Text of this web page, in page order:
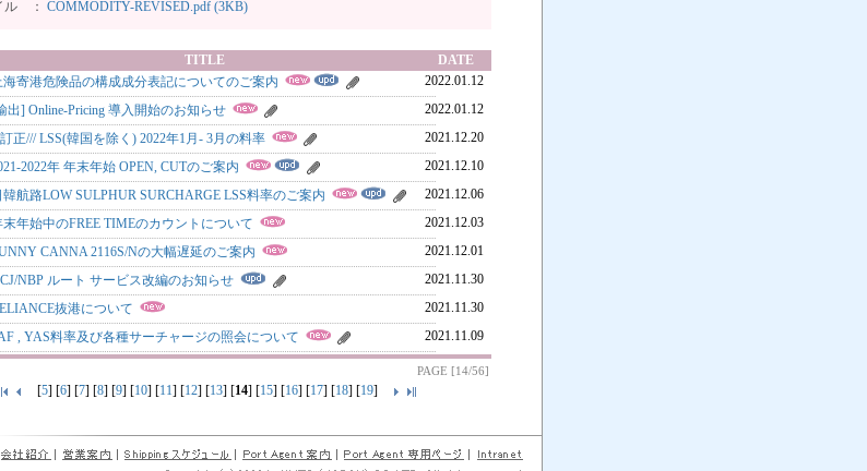
ル ： COMMODITY-REVISED.pdf (3KB)
TITLE
DATE
海寄港危険品の構成成分表記についてのご案内
2022.01.12
出] Online-Pricing 導入開始のお知らせ
2022.01.12
正/// LSS(韓国を除く) 2022年1月- 3月の料率
2021.12.20
2022年 年末年始 OPEN, CUTのご案内
2021.12.10
韓航路LOW SULPHUR SURCHARGE LSS料率のご案内
2021.12.06
末年始中のFREE TIMEのカウントについて
2021.12.03
CANNA 2116S/Nの大幅遅延のご案内
2021.12.01
NBP ルート サービス改編のお知らせ
2021.11.30
抜港について
2021.11.30
, YAS料率及び各種サーチャージの照会について 2021.11.09
PAGE [14/56]
[5] [6] [7] [8] [9] [10] [11] [12] [13] [14] [15] [16] [17] [18] [19]